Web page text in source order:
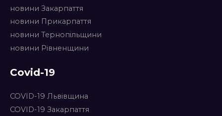
новини Закарпаття
новини Прикарпаття
новини Тернопільщини
новини Рівненщини
Covid-19
COVID-19 Львівщина
COVID-19 Закарпаття